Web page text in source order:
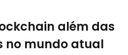
além das
no mundo atual